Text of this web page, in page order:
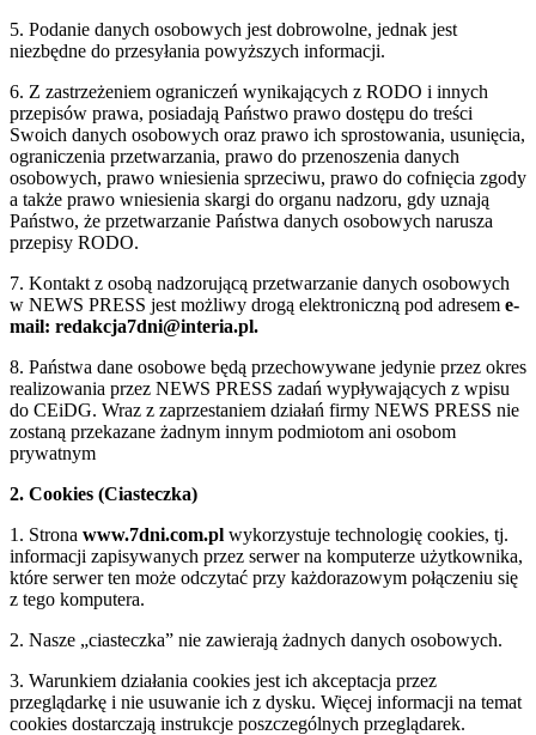
5. Podanie danych osobowych jest dobrowolne, jednak jest
niezbędne do przesyłania powyższych informacji.
6. Z zastrzeżeniem ograniczeń wynikających z RODO i innych
przepisów prawa, posiadają Państwo prawo dostępu do treści
Swoich danych osobowych oraz prawo ich sprostowania, usunięcia,
ograniczenia przetwarzania, prawo do przenoszenia danych
osobowych, prawo wniesienia sprzeciwu, prawo do cofnięcia zgody
a także prawo wniesienia skargi do organu nadzoru, gdy uznają
Państwo, że przetwarzanie Państwa danych osobowych narusza
przepisy RODO.
7. Kontakt z osobą nadzorującą przetwarzanie danych osobowych
w NEWS PRESS jest możliwy drogą elektroniczną pod adresem e-
mail: redakcja7dni@interia.pl.
8. Państwa dane osobowe będą przechowywane jedynie przez okres
realizowania przez NEWS PRESS zadań wypływających z wpisu
do CEiDG. Wraz z zaprzestaniem działań firmy NEWS PRESS nie
zostaną przekazane żadnym innym podmiotom ani osobom
prywatnym
2. Cookies (Ciasteczka)
1. Strona www.7dni.com.pl wykorzystuje technologię cookies, tj.
informacji zapisywanych przez serwer na komputerze użytkownika,
które serwer ten może odczytać przy każdorazowym połączeniu się
z tego komputera.
2. Nasze „ciasteczka” nie zawierają żadnych danych osobowych.
3. Warunkiem działania cookies jest ich akceptacja przez
przeglądarkę i nie usuwanie ich z dysku. Więcej informacji na temat
cookies dostarczają instrukcje poszczególnych przeglądarek.